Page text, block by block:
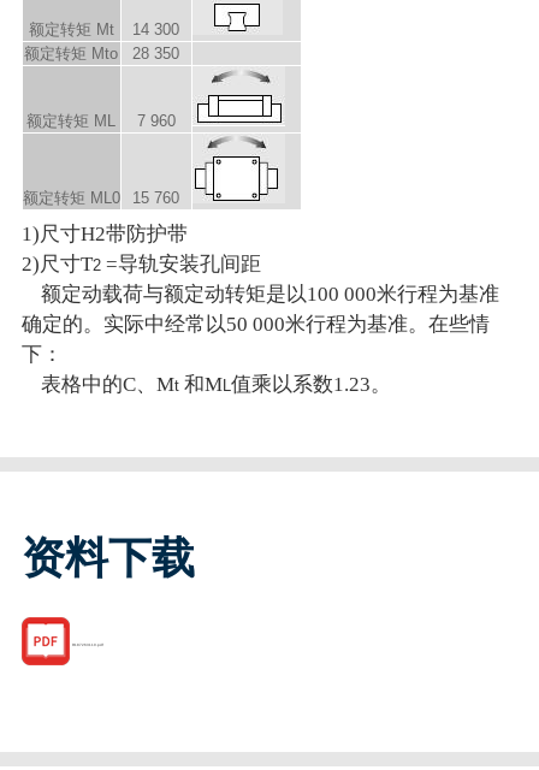
额定转矩 Mt
14 300
额定转矩 Mto 28 350
额定转矩 M L 7 960
额定转矩 M L0 15 760
1)尺寸H2带防护带
2)尺寸T2 =导轨安装孔间距
额定动载荷与额定动转矩是以100 000米行程为基准
确定的。实际中经常以50 000米行程为基准。在些情
下：
表格中的C、Mt 和ML值乘以系数1.23。
资料下载
R187263110.pdf